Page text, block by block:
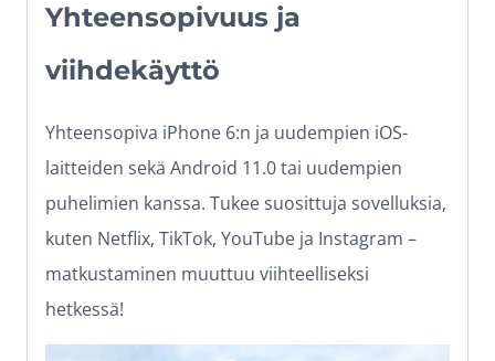
Yhteensopivuus ja
viihdekäyttö
Yhteensopiva iPhone 6:n ja uudempien iOS-
laitteiden sekä Android 11.0 tai uudempien
puhelimien kanssa. Tukee suosittuja sovelluksia,
kuten Netflix, TikTok, YouTube ja Instagram –
matkustaminen muuttuu viihteelliseksi
hetkessä!